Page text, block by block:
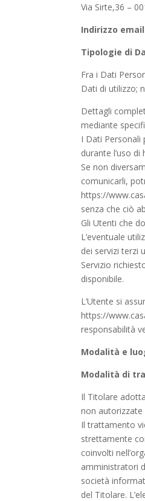
Via Sirte,36 –
Indirizzo
Tipologie di
Fra i Dati
Dati di utilizzo;
Dettagli
mediante
I Dati Personali
durante l’uso
Se non
comunicarli,
https://
senza che ciò
Gli Utenti che
L’eventuale
dei servizi terzi
Servizio
disponibile.
L’Utente si
https://
responsabilità
Modalità e
Modalità di
Il Titolare
non autorizzate
Il trattamento
strettamente
coinvolti
amministratori
società
del Titolare.